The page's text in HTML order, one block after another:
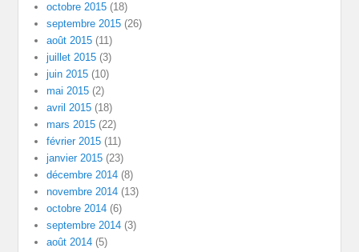
octobre 2015 (18)
septembre 2015 (26)
août 2015 (11)
juillet 2015 (3)
juin 2015 (10)
mai 2015 (2)
avril 2015 (18)
mars 2015 (22)
février 2015 (11)
janvier 2015 (23)
décembre 2014 (8)
novembre 2014 (13)
octobre 2014 (6)
septembre 2014 (3)
août 2014 (5)